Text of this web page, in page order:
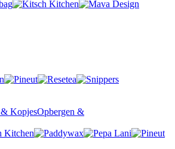
KopjesOpbergen &